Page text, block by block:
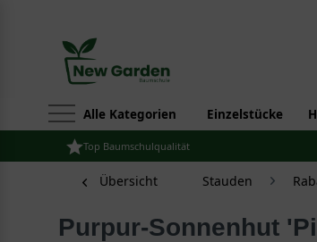
Alle Kategorien Einzelstücke
Top Baumschulqualität
Übersicht Stauden
Purpur-Sonnenhut